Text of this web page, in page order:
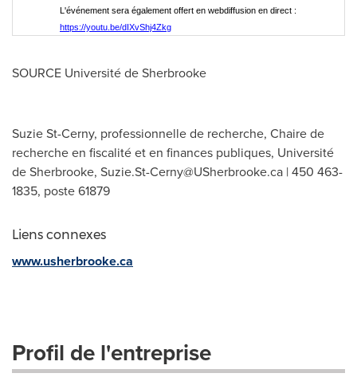
L'événement sera également offert en webdiffusion en direct :
https://youtu.be/dIXvShj4Zkg
SOURCE Université deSherbrooke
Suzie St-Cerny, professionnelle de recherche, Chaire de
recherche en fiscalité et en finances publiques, Université
de Sherbrooke, Suzie.St-Cerny@USherbrooke.ca | 450 463-
1835, poste 61879
Liens connexes
www.usherbrooke.ca
Profil de l'entreprise